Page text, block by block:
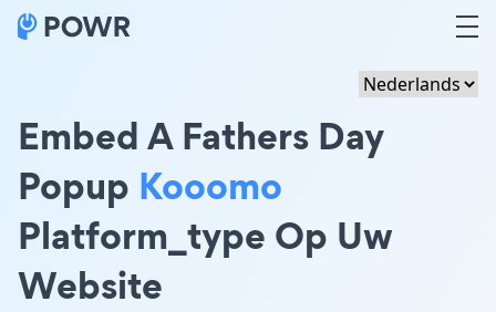
Embed A Fathers Day
Popup Kooomo
Platform_type Op Uw
Website